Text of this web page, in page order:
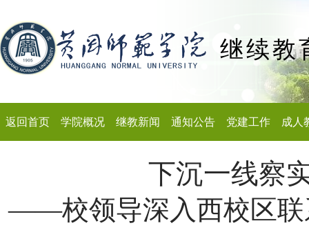
继续教
返回首页 学院概况 继教新闻 通知公告 党建工作 成人
下沉一线察
——校领导深入西校区联